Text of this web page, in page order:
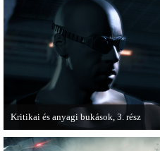
Megjelent a Crysis 3 videosorozat
második része, amely a The Hunt címet
Kritikai és anyagi bukások, 3. rész
A PC Guru "Kritikai és anyagi bukások"